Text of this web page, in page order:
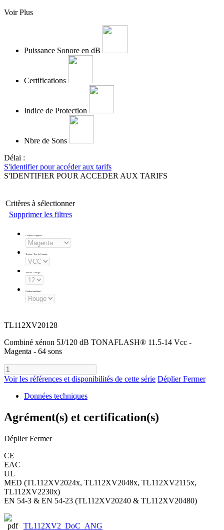
Voir Plus
Puissance Sonore en dB
Certifications
Indice de Protection
Nbre de Sons
Délai :
S'identifier pour accéder aux tarifs
S'IDENTIFIER POUR ACCEDER AUX TARIFS
Critères à sélectionner
Supprimer les filtres
Couleurs d'optiques :
Tension - Type de Courant :
Tension - Voltage :
Couleur (matériau) :
TL112XV20128
Combiné xénon 5J/120 dB TONAFLASH® 11.5-14 Vcc -
Magenta - 64 sons
Voir les références et disponibilités de cette série Déplier Fermer
Données techniques
Agrément(s) et certification(s)
Déplier Fermer
CE
EAC
UL
MED (TL112XV2024x, TL112XV2048x, TL112XV2115x,
TL112XV2230x)
EN 54-3 & EN 54-23 (TL112XV20240 & TL112XV20480)
TL112XV2_DoC_ANG